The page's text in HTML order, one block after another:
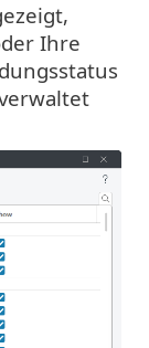
Ihre